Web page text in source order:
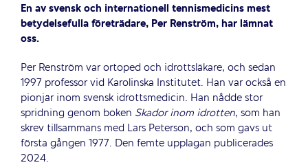
En av svensk och internationell tennismedicins mest
betydelsefulla företrädare, Per Renström, har lämnat
oss.
Per Renström var ortoped och idrottsläkare, och sedan
1997 professor vid Karolinska Institutet. Han var också en
pionjär inom svensk idrottsmedicin. Han nådde stor
spridning genom boken Skador inom idrotten, som han
skrev tillsammans med Lars Peterson, och som gavs ut
första gången 1977. Den femte upplagan publicerades
2024.